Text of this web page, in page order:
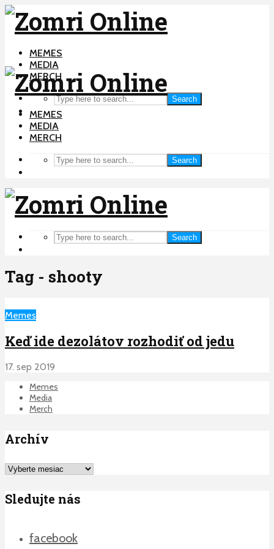
MEMES
MEDIA
MERCH
Search
MEMES
MEDIA
MERCH
Search
Search
Tag - shooty
Memes
Keď ide dezolátov rozhodiť od jedu
17. sep 2019
Memes
Media
Merch
Archív
Archív
Sledujte nás
facebook